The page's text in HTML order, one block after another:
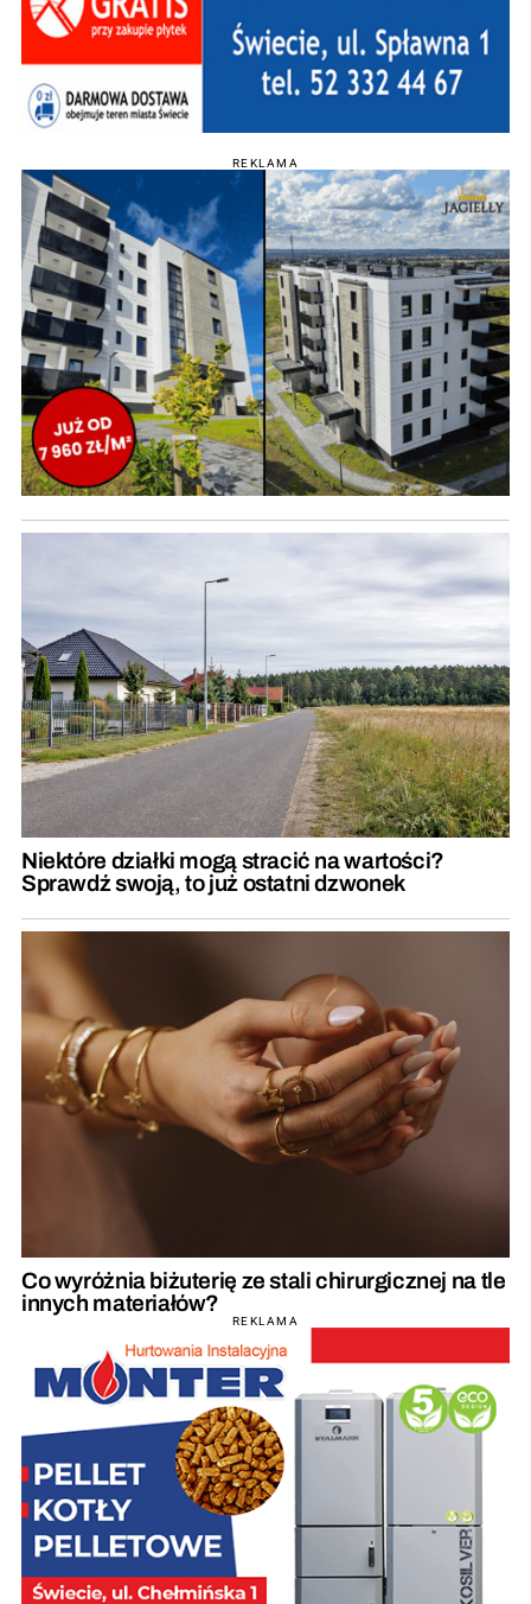
REKLAMA
Niektóre działki mogą stracić na wartości?
Sprawdź swoją, to już ostatni dzwonek
Co wyróżnia biżuterię ze stali chirurgicznej na tle
innych materiałów?
REKLAMA